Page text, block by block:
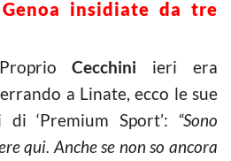
insidiate da tre
ProprioCecchini ieri era
a Linate, ecco le sue
‘Premium Sport’: “Sono
qui. Anche se non so ancora